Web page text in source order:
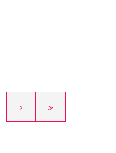
Próxima
›
Última
»